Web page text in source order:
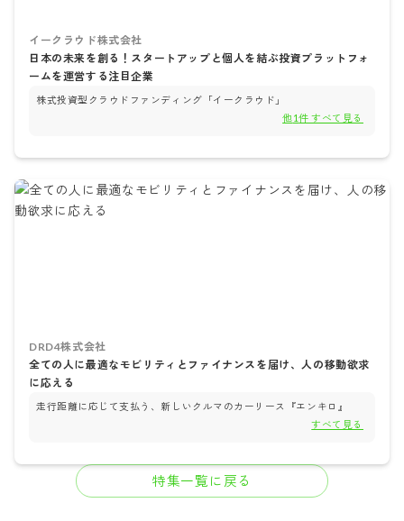
イークラウド株式会社
日本の未来を創る！スタートアップと個人を結ぶ投資プラットフォ
ームを運営する注目企業
株式投資型クラウドファンディング「イークラウド」
他1件 すべて見る
DRD4株式会社
全ての人に最適なモビリティとファイナンスを届け、人の移動欲求
に応える
走行距離に応じて支払う、新しいクルマのカーリース『エンキロ』
すべて見る
特集一覧に戻る